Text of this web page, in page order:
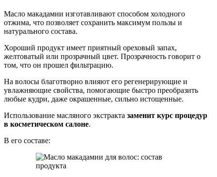
Масло макадамии изготавливают способом холодного
отжима, что позволяет сохранить максимум пользы и
натурального состава.
Хороший продукт имеет приятный ореховый запах,
желтоватый или прозрачный цвет. Прозрачность говорит о
том, что он прошел фильтрацию.
На волосы благотворно влияют его регенерирующие и
увлажняющие свойства, помогающие быстро преобразить
любые кудри, даже окрашенные, сильно истощенные.
Использование масляного экстракта заменит курс процедур
в косметическом салоне.
В его составе: